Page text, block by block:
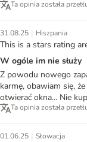
Ta opinia została
31.08.25 | Hiszpania
This is a stars rating
W ogóle im nie służy
Z powodu nowego
karmę, obawiam się, że
otwierać okna... Nie
Ta opinia została
01.06.25 | Słowacja